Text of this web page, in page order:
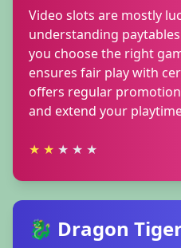
Video slots are mostly
understanding
you choose the right
ensures fair play with
offers regular
and extend your
★ ★ ★ ★ ★
🐉 Dragon